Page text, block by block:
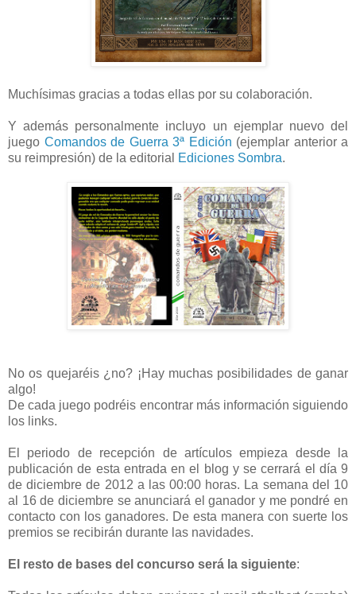
Muchísimas gracias a todas ellas por su colaboración.
Y además personalmente incluyo un ejemplar nuevo del
juego Comandos de Guerra 3ª Edición (ejemplar anterior a
su reimpresión) de la editorial
Ediciones Sombra.
No os quejaréis ¿no? ¡Hay muchas posibilidades de ganar
algo!
De cada juego podréis encontrar más información siguiendo
los links.
El periodo de recepción de artículos empieza desde la
publicación de esta entrada en el blog y se cerrará el día 9
de diciembre de 2012 a las 00:00 horas. La semana del 10
al 16 de diciembre se anunciará el ganador y me pondré en
contacto con los ganadores. De esta manera con suerte los
premios se recibirán durante las navidades.
El resto de bases del concurso será la siguiente: